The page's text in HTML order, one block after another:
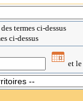
termes ci-dessus
ci-dessus
et le